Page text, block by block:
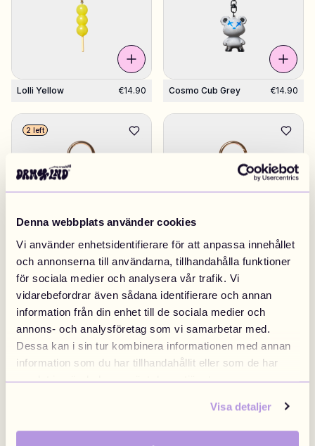
Denna webbplats använder cookies
Vi använder enhetsidentifierare för att anpassa innehållet
och annonserna till användarna, tillhandahålla funktioner
för sociala medier och analysera vår trafik. Vi
vidarebefordrar även sådana identifierare och annan
information från din enhet till de sociala medier och
annons- och analysföretag som vi samarbetar med.
Dessa kan i sin tur kombinera informationen med annan
information som du har tillhandahållit eller som de har
samlat in när du har använt deras tjänster.
Visa detaljer
Limited Editions
More
My designs Wishlist My orders
Lolli Yellow €14.90 Cosmo Cub Grey €14.90
Astronaut €14.90
2 left
Milkshake €14.90